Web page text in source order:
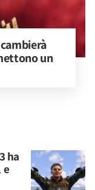
un
ha
e